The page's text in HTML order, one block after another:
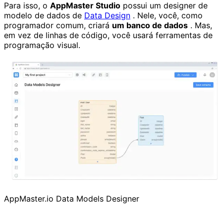
Para isso, o AppMaster Studio possui um designer de
modelo de dados de Data Design . Nele, você, como
programador comum, criará um banco de dados . Mas,
em vez de linhas de código, você usará ferramentas de
programação visual.
AppMaster.io Data Models Designer